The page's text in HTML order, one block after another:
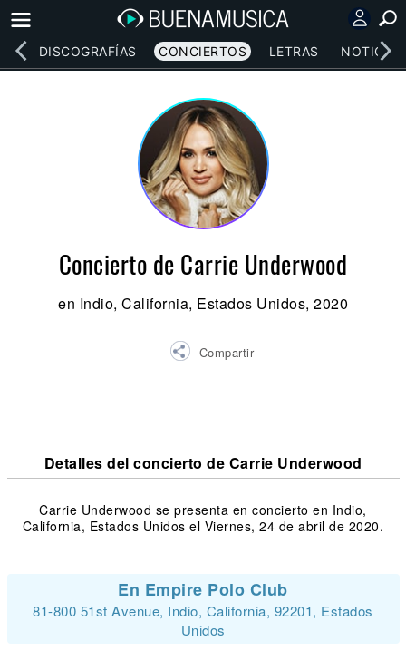
DISCOGRAFÍAS CONCIERTOS LETRAS NOTICIAS
Concierto de Carrie Underwood
en Indio, California, Estados Unidos, 2020
Compartir
Detalles del concierto de Carrie Underwood
Carrie Underwood se presenta en concierto en Indio,
California, Estados Unidos el Viernes, 24 de abril de 2020.
En Empire Polo Club
81-800 51st Avenue, Indio, California, 92201, Estados
Unidos